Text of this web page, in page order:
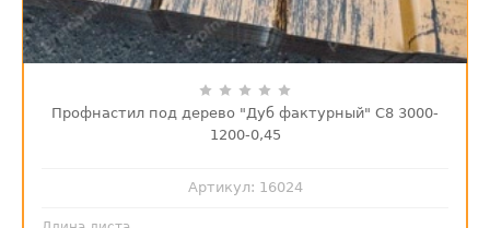
Профнастил под дерево "Дуб фактурный" С8 3000-
1200-0,45
Артикул: 16024